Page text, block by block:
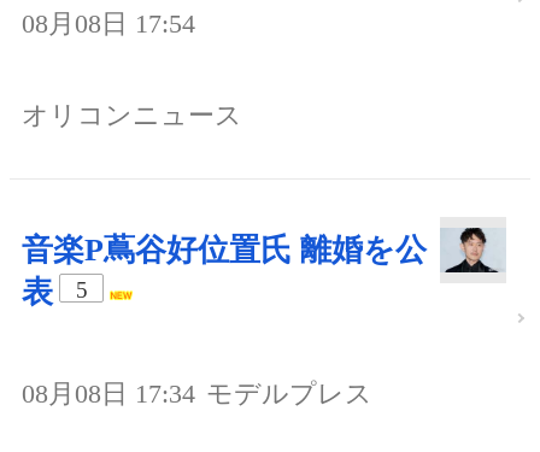
08月08日 17:54
オリコンニュース
音楽P蔦谷好位置氏 離婚を公
表
5
08月08日 17:34 モデルプレス